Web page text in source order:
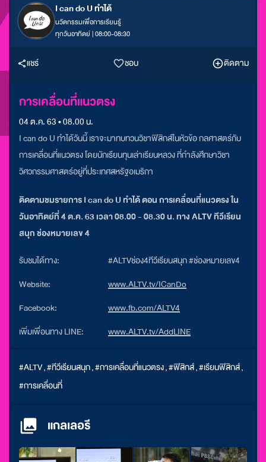
I can do U ทำได้
นวัตกรรมเพื่อการเรียนรู้
ทุกวันอาทิตย์ | 08:00-08:30
แชร์ ชอบ ติดตาม
การเคลื่อนที่แนวตรง
04 ต.ค. 63 • 08.00 น.
I can do U ทำได้วันนี้ เราจะมาทบทวนวิชาฟิสิกส์ในหัวข้อ กลศาสตร์กับ
การเคลื่อนที่แนวตรง โดยนักเรียนทุนเล่าเรียนหลวง ที่กำลังศึกษาวิชา
วิศวกรรมศาสตร์อยู่ที่ประเทศสหรัฐอเมริกา
ติดตามชมรายการ I can do U ทำได้ ตอน การเคลื่อนที่แนวตรง ใน
วันอาทิตย์ที่ 4 ต.ค. 63 เวลา 08.00 - 08.30 น. ทาง ALTV ทีวีเรียน
สนุก ช่องหมายเลข 4
รับชมได้ทาง:
#ALTVช่อง4ทีวีเรียนสนุก #ช่องหมายเลข4
Website:
www.ALTV.tv/ICanDo
Facebook:
www.fb.com/ALTV4
เพิ่มเพื่อนทาง LINE:
www.ALTV.tv/AddLINE
#ALTV,#ทีวีเรียนสนุก,#การเคลื่อนที่แนวตรง,#ฟิสิกส์,#เรียนฟิสิกส์,
#การเคลื่อนที่
แกลเลอรี